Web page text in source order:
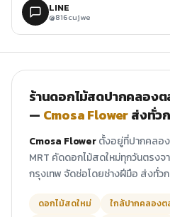
LINE
@816cujwe
ร้านดอกไม้สดปากคลองต
— Cmosa Flowerส่งทั่ว
Cmosa Flowerตั้งอยู่ที่ปากคลอ
MRT คัดดอกไม้สดใหม่ทุกวันตรง
กรุงเทพ จัดช่อโดยช่างฝีมือ ส่งทั่ว
ดอกไม้สดใหม่ ใกล้ปากคลองต